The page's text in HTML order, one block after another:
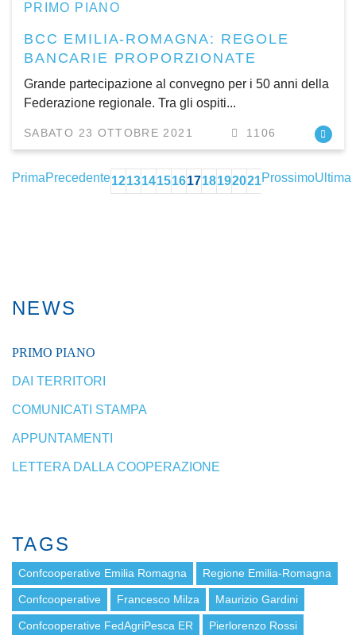
PRIMO PIANO
BCC EMILIA-ROMAGNA: REGOLE
BANCARIE PROPORZIONATE
Grande partecipazione al convegno per i 50 anni della
Federazione regionale. Tra gli ospiti...
SABATO 23 OTTOBRE 2021 1106
PrimaPrecedente12131415161718192021ProssimoUltima
NEWS
PRIMO PIANO
DAI TERRITORI
COMUNICATI STAMPA
APPUNTAMENTI
LETTERA DALLA COOPERAZIONE
TAGS
Confcooperative Emilia Romagna Regione Emilia-Romagna
Confcooperative Francesco Milza Maurizio Gardini
Confcooperative FedAgriPesca ER Pierlorenzo Rossi